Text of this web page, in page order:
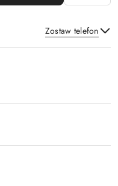
Zostaw telefon